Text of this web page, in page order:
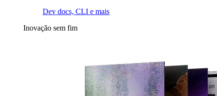
Dev docs, CLI e mais
Inovação sem fim